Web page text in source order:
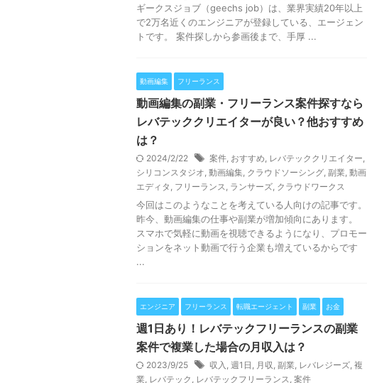
ギークスジョブ（geechs job）は、業界実績20年以上
で2万名近くのエンジニアが登録している、エージェン
トです。 案件探しから参画後まで、手厚 ...
動画編集 フリーランス
動画編集の副業・フリーランス案件探すなら
レバテッククリエイターが良い？他おすすめ
は？
2024/2/22 案件, おすすめ, レバテッククリエイター,
シリコンスタジオ, 動画編集, クラウドソーシング, 副業, 動画
エディタ , フリーランス, ランサーズ, クラウドワークス
今回はこのようなことを考えている人向けの記事です。
昨今、動画編集の仕事や副業が増加傾向にあります。
スマホで気軽に動画を視聴できるようになり、プロモー
ションをネット動画で行う企業も増えているからです
...
エンジニア フリーランス 転職エージェント 副業 お金
週1日あり！レバテックフリーランスの副業
案件で複業した場合の月収入は？
2023/9/25 収入 , 週1日 , 月収, 副業, レバレジーズ, 複
業, レバテック , レバテックフリーランス, 案件